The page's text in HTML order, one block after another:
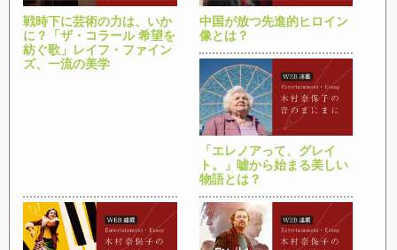
戦時下に芸術の力は、いか
に？「ザ・コラール 希望を
紡ぐ歌」レイフ・ファイン
ズ、一流の美学
中国が放つ先進的ヒロイン
像とは？
「エレノアって、グレイ
ト。」嘘から始まる美しい
物語とは？